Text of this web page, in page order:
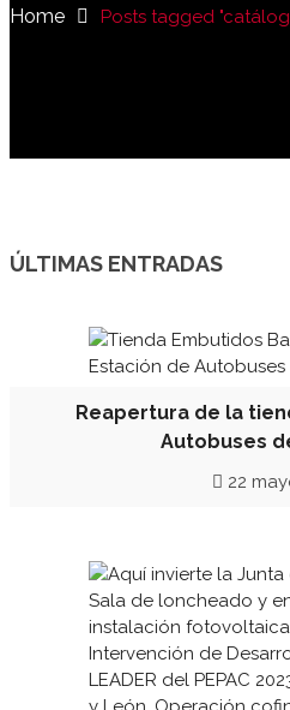
Home Posts tagged
ÚLTIMAS ENTRADAS
Reapertura de la
Autobuses
22